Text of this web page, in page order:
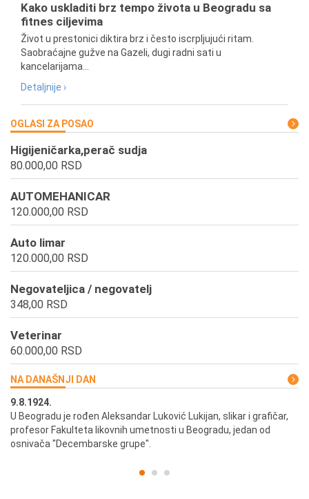
Kako uskladiti brz tempo života u Beogradu sa
fitnes ciljevima
Život u prestonici diktira brz i često iscrpljujući ritam.
Saobraćajne gužve na Gazeli, dugi radni sati u
kancelarijama...
Detaljnije ›
OGLASI ZA POSAO
Higijeničarka,perač sudja
80.000,00 RSD
AUTOMEHANICAR
120.000,00 RSD
Auto limar
120.000,00 RSD
Negovateljica / negovatelj
348,00 RSD
Veterinar
60.000,00 RSD
NA DANAŠNJI DAN
9.8.1924.
U Beogradu je rođen Aleksandar Luković Lukijan, slikar i grafičar,
profesor Fakulteta likovnih umetnosti u Beogradu, jedan od
osnivača "Decembarske grupe".